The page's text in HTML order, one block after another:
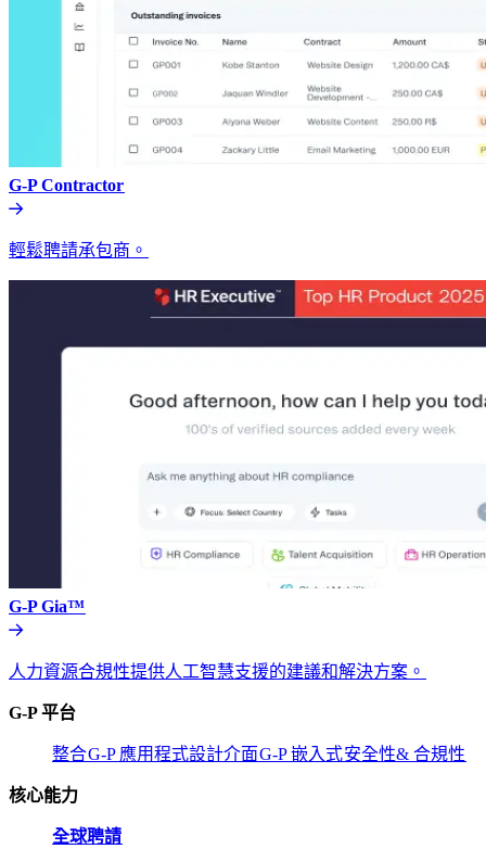
G-P Contractor​​
輕鬆聘請承包商。​​
G-P Gia™​​
人力資源合規性提供人工智慧支援的建議和解決方案。​​
G-P 平台​​
整合​​G-P 應用程式設計介面​​G-P 嵌入式​​安全性& 合規性​​
核心能力​​
全球聘請​​